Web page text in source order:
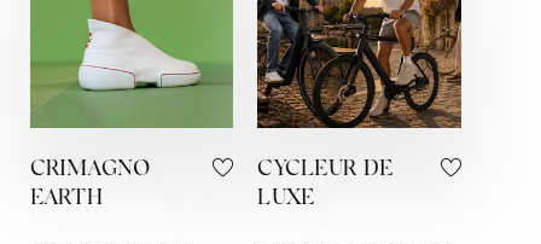
CRIMAGNO
EARTH
CYCLEUR DE
LUXE